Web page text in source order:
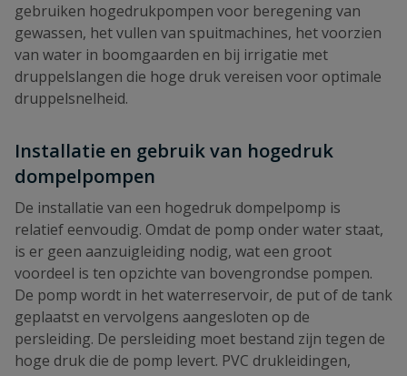
gebruiken hogedrukpompen voor beregening van
gewassen, het vullen van spuitmachines, het voorzien
van water in boomgaarden en bij irrigatie met
druppelslangen die hoge druk vereisen voor optimale
druppelsnelheid.
Installatie en gebruik van hogedruk
dompelpompen
De installatie van een hogedruk dompelpomp is
relatief eenvoudig. Omdat de pomp onder water staat,
is er geen aanzuigleiding nodig, wat een groot
voordeel is ten opzichte van bovengrondse pompen.
De pomp wordt in het waterreservoir, de put of de tank
geplaatst en vervolgens aangesloten op de
persleiding. De persleiding moet bestand zijn tegen de
hoge druk die de pomp levert. PVC drukleidingen,